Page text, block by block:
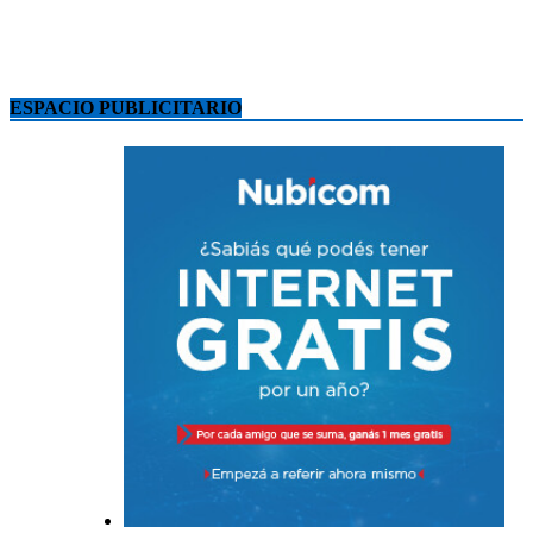
ESPACIO PUBLICITARIO